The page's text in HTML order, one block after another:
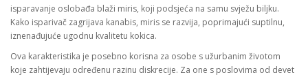
isparavanje oslobađa blaži miris, koji podsjeća na samu svježu biljku.
Kako isparivač zagrijava kanabis, miris se razvija, poprimajući suptilnu,
iznenađujuće ugodnu kvalitetu kokica.
Ova karakteristika je posebno korisna za osobe s užurbanim životom
koje zahtijevaju određenu razinu diskrecije. Za one s poslovima od devet